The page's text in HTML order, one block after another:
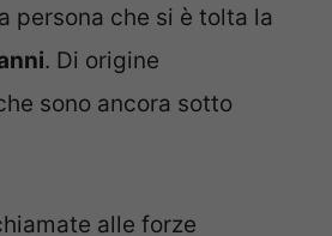
persona che si è tolta la
. Di origine
sono ancora sotto
alle forze